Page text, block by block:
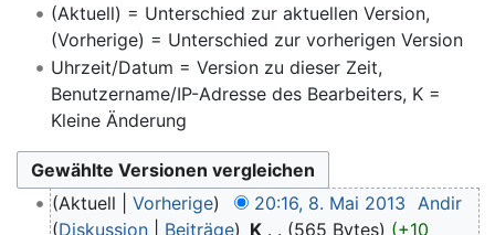
(Aktuell) = Unterschied zur aktuellen Version,
(Vorherige) = Unterschied zur vorherigen Version
Uhrzeit/Datum = Version zu dieser Zeit,
Benutzername/IP-Adresse des Bearbeiters, K =
Kleine Änderung
Aktuell Vorherige 20:16, 8. Mai 2013 Andir
Diskussion
Beiträge K 565 Bytes
+10